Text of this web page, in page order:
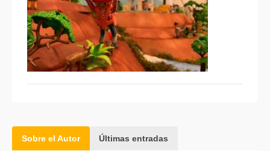
Sobre el Autor Últimas entradas